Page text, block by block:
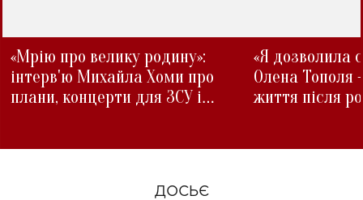
«Мрію про велику родину»:
інтерв'ю Михайла Хоми про
плани, концерти для ЗСУ і
«Я дозволила
Олена Тополя
життя після
ДОСЬЄ